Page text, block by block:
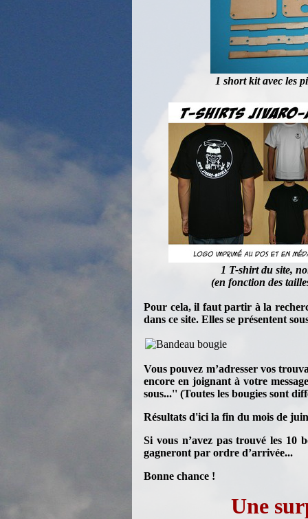
1 short kit avec les
1 T-shirt du site,
(en fonction des
Pour cela, il faut partir à la
dans ce site. Elles se présentent
Vous pouvez m’adresser vos
encore en joignant à votre
sous...'' (Toutes les bougies sont
Résultats d'ici la fin du mois de
Si vous n’avez pas trouvé les 10
gagneront par ordre d’arrivée...
Bonne chance !
Une